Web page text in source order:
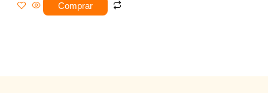
Comprar